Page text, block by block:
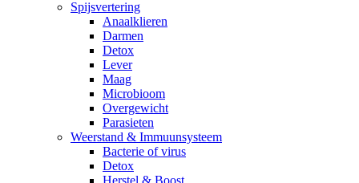
Spijsvertering
Anaalklieren
Darmen
Detox
Lever
Maag
Microbioom
Overgewicht
Parasieten
Weerstand & Immuunsysteem
Bacterie of virus
Detox
Herstel & Boost